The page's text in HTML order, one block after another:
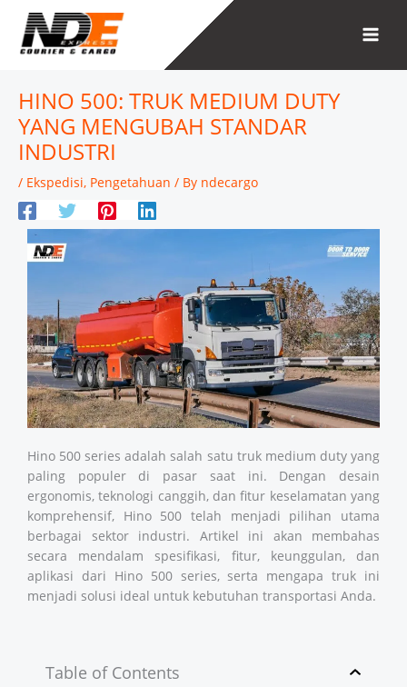
content
HINO 500: TRUK MEDIUM DUTY
YANG MENGUBAH STANDAR
INDUSTRI
/ Ekspedisi, Pengetahuan / By ndecargo
Hino 500 series adalah salah satu truk medium duty yang
paling populer di pasar saat ini. Dengan desain
ergonomis, teknologi canggih, dan fitur keselamatan yang
komprehensif, Hino 500 telah menjadi pilihan utama
berbagai sektor industri. Artikel ini akan membahas
secara mendalam spesifikasi, fitur, keunggulan, dan
aplikasi dari Hino 500 series, serta mengapa truk ini
menjadi solusi ideal untuk kebutuhan transportasi Anda.
Table of Contents